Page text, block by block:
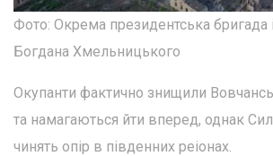
Фото: Окрема президентська бригада
Богдана Хмельницького
Окупанти фактично знищили
та намагаються йти вперед, однак
чинять опір в південних реіонах.